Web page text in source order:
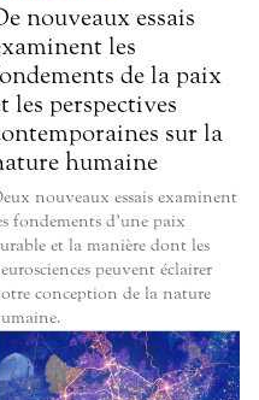
nouveaux essais
les
de la paix
les perspectives
sur la
humaine
nouveaux essais examinent
fondements d’une paix
et la manière dont les
peuvent éclairer
conception de la nature